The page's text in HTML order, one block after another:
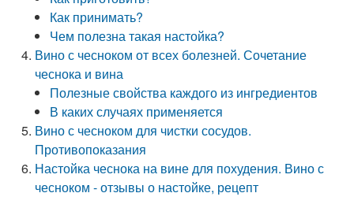
Как принимать?
Чем полезна такая настойка?
Вино с чесноком от всех болезней. Сочетание
чеснока и вина
Полезные свойства каждого из ингредиентов
В каких случаях применяется
Вино с чесноком для чистки сосудов.
Противопоказания
Настойка чеснока на вине для похудения. Вино с
чесноком - отзывы о настойке, рецепт